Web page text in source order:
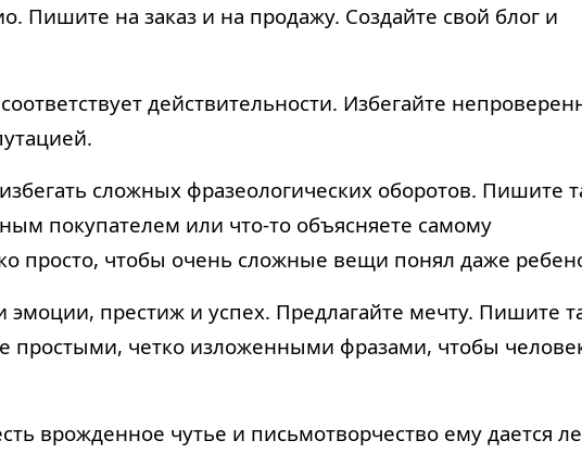
Пишите на заказ и на продажу. Создайте свой блог и
действительности. Избегайте
сложных фразеологических оборотов. Пишите
покупателем или что-то объясняете самому
просто, чтобы очень сложные вещи понял даже
престиж и успех. Предлагайте мечту. Пишите
четко изложенными фразами, чтобы
врожденное чутье и письмотворчество ему дается